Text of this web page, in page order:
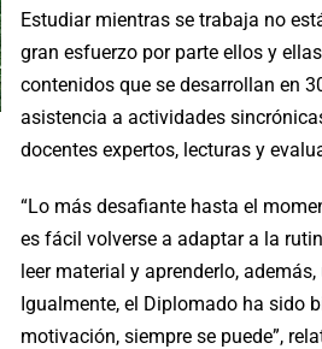
Estudiar mientras se trabaja no
gran esfuerzo por parte ellos y
contenidos que se desarrollan en
asistencia a actividades
docentes expertos, lecturas y
“Lo más desafiante hasta el
es fácil volverse a adaptar a la
leer material y aprenderlo,
Igualmente, el Diplomado ha sido
motivación, siempre se puede”,